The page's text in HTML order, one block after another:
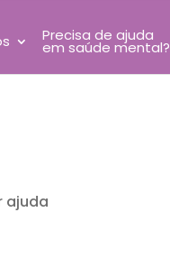
Precisa de ajuda
em saúde mental?
ajuda